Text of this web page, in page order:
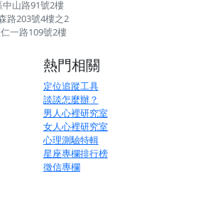
山路91號2樓
路203號4樓之2
一路109號2樓
熱門相關
定位追蹤工具
談談怎麼辦？
男人心裡研究室
女人心裡研究室
心理測驗特輯
星座專欄排行榜
徵信專欄